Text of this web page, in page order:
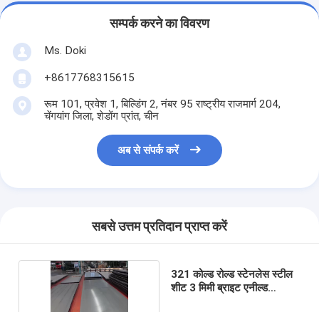
सम्पर्क करने का विवरण
Ms. Doki
+8617768315615
रूम 101, प्रवेश 1, बिल्डिंग 2, नंबर 95 राष्ट्रीय राजमार्ग 204,
चेंगयांग जिला, शेडोंग प्रांत, चीन
अब से संपर्क करें
सबसे उत्तम प्रतिदान प्राप्त करें
321 कोल्ड रोल्ड स्टेनलेस स्टील
शीट 3 मिमी ब्राइट एनील्ड